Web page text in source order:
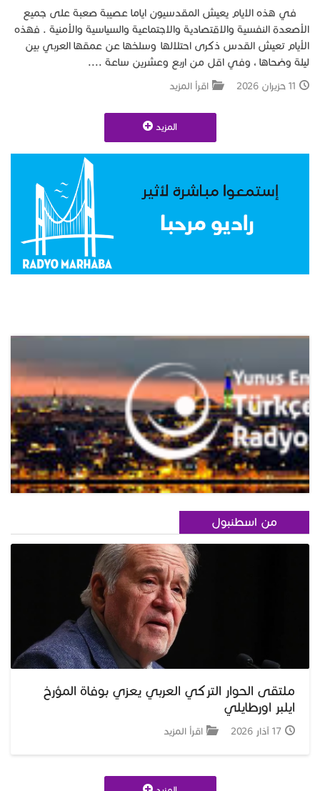
في هذه الايام يعيش المقدسيون اياما عصيبة صعبة على جميع
الأصعدة النفسية والاقتصادية والاجتماعية والسياسية والأمنية . فهذه
الأيام تعيش القدس ذكرى احتلالها وسلخها عن عمقها العربي بين
ليلة وضحاها ، وفي اقل من اربع وعشرين ساعة ....
11 حزيران 2026 اقرأ المزيد
المزيد
من اسطنبول
ملتقى الحوار التركي العربي يعزي بوفاة المؤرخ
ايلبر اورطايلي
17 آذار 2026 اقرأ المزيد